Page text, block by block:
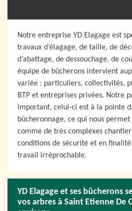
Notre entreprise YD Elagage est
travaux d’élagage, de taille, de
d’abattage, de dessouchage, de
équipe de bûcherons intervient
variée : particuliers, collectivités,
BTP et entreprises privées. Notre
important, celui-ci est à la pointe
bûcheronnage, ce qui nous
comme de très complexes
conditions de sécurité et en
travail irréprochable.
YD Elagage et ses bûcherons
vos arbres à Saint Etienne De